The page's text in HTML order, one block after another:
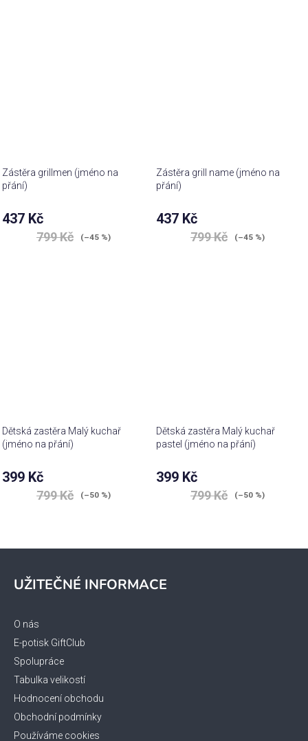
Zástěra grillmen (jméno na
přání)
437 Kč
799 Kč (–45 %)
Zástěra grill name (jméno na
přání)
437 Kč
799 Kč (–45 %)
Dětská zastěra Malý kuchař
(jméno na přání)
399 Kč
799 Kč (–50 %)
Dětská zastěra Malý kuchař
pastel (jméno na přání)
399 Kč
799 Kč (–50 %)
UŽITEČNÉ INFORMACE
O nás
E-potisk GiftClub
Spolupráce
Tabulka velikostí
Hodnocení obchodu
Obchodní podmínky
Používáme cookies